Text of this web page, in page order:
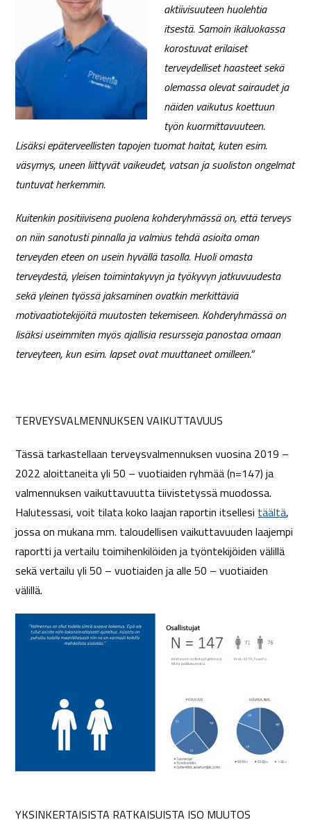
aktiivisuuteen huolehtia
itsestä. Samoin ikäluokassa
korostuvat erilaiset
terveydelliset haasteet sekä
olemassa olevat sairaudet ja
näiden vaikutus koettuun
työn kuormittavuuteen.
Lisäksi epäterveellisten tapojen tuomat haitat, kuten esim.
väsymys, uneen liittyvät vaikeudet, vatsan ja suoliston ongelmat
tuntuvat herkemmin.
Kuitenkin positiivisena puolena kohderyhmässä on, että terveys
on niin sanotusti pinnalla ja valmius tehdä asioita oman
terveyden eteen on usein hyvällä tasolla. Huoli omasta
terveydestä, yleisen toimintakyvyn ja työkyvyn jatkuvuudesta
sekä yleinen työssä jaksaminen ovatkin merkittäviä
motivaatiotekijöitä muutosten tekemiseen. Kohderyhmässä on
lisäksi useimmiten myös ajallisia resursseja panostaa omaan
terveyteen, kun esim. lapset ovat muuttaneet omilleen.”
TERVEYSVALMENNUKSEN VAIKUTTAVUUS
Tässä tarkastellaan terveysvalmennuksen vuosina 2019 –
2022 aloittaneita yli 50 – vuotiaiden ryhmää (n=147) ja
valmennuksen vaikuttavuutta tiivistetyssä muodossa.
Halutessasi, voit tilata koko laajan raportin itsellesi täältä,
jossa on mukana mm. taloudellisen vaikuttavuuden laajempi
raportti ja vertailu toimihenkilöiden ja työntekijöiden välillä
sekä vertailu yli 50 – vuotiaiden ja alle 50 – vuotiaiden
välillä.
YKSINKERTAISISTA RATKAISUISTA ISO MUUTOS